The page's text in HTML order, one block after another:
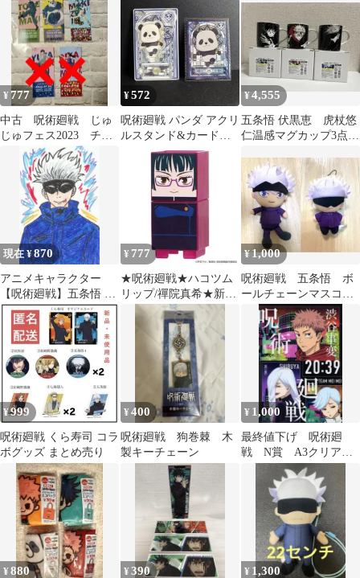
ムキーホルダー
¥ 777
中古 呪術廻戦 じゅ
じゅフェス2023 チケ
ット風カード 狗巻棘
パンダ禪院真希
¥572
呪術廻戦 パンダ アクリ
ルスタンド&カードセ
¥4,555
五条悟 伏黒恵 虎杖悠
仁温感マグカップ3点セ
現在 ¥870
アニメキャラクター
【呪術廻戦】五条悟 手
描き ファンアート
¥ 777
★呪術廻戦★ハコツム
リップ/禪院真希★新品
未開封★
¥1,000
呪術廻戦 五条悟 ボ
ールチェーンマスコッ
ト ぬいぐるみ まと
め売り
¥999
呪術廻戦 くら寿司 コラ
ボグッズ まとめ売り
¥400
呪術廻戦 狗巻棘 木
製キーチェーン
¥ 1,000
最終値下げ 呪術廻
戦 N賞 A3クリアポ
スター 一番くじ 渋
谷事変
¥880 ¥390 ¥ 1,300